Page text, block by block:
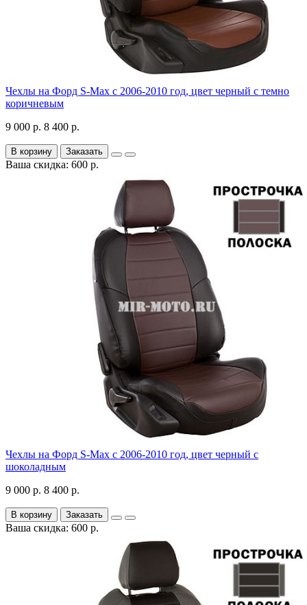
Чехлы на Форд S-Max с 2006-2010 год, цвет черный с темно
коричневым
9 000 р. 8 400 р.
В корзину Заказать
Ваша скидка: 600 р.
Чехлы на Форд S-Max с 2006-2010 год, цвет черный с
шоколадным
9 000 р. 8 400 р.
В корзину Заказать
Ваша скидка: 600 р.